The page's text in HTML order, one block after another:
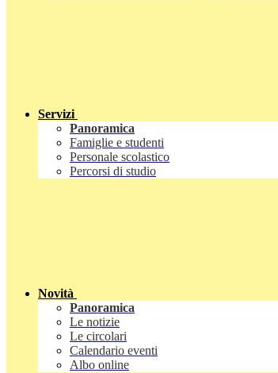
Servizi
Panoramica
Famiglie e studenti
Personale scolastico
Percorsi di studio
Novità
Panoramica
Le notizie
Le circolari
Calendario eventi
Albo online